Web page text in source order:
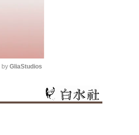
by GliaStudios